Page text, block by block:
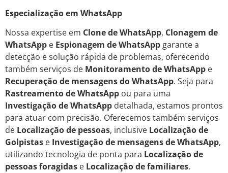
Especialização em WhatsApp
Nossa expertise em Clone de WhatsApp, Clonagem de
WhatsApp e Espionagem de WhatsAppgarante a
detecção e solução rápida de problemas, oferecendo
também serviços de Monitoramento de WhatsApp e
Recuperação de mensagens do WhatsApp. Seja para
Rastreamento de WhatsApp ou para uma
Investigação de WhatsApp detalhada, estamos prontos
para atuar com precisão. Oferecemos também serviços
de Localização de pessoas, inclusive Localização de
Golpistas e Investigação de mensagens de WhatsApp,
utilizando tecnologia de ponta para Localização de
pessoas foragidas e Localização de familiares.